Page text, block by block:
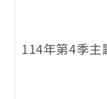
114年第4季主